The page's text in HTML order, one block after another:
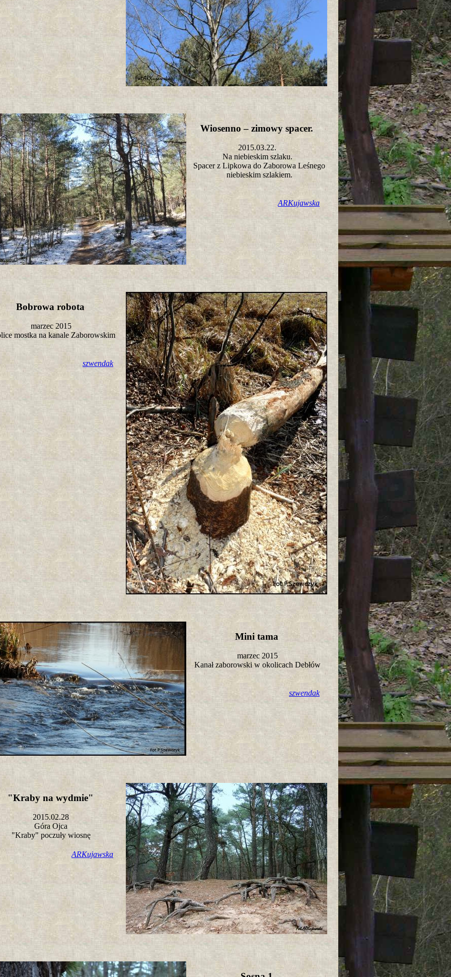
Wiosenno – zimowy spacer.
2015.03.22.
Na niebieskim szlaku.
Spacer z Lipkowa do Zaborowa Leśnego
niebieskim szlakiem.
ARKujawska
Bobrowa robota
marzec 2015
mostka na kanale Zaborowskim
szwendak
Mini tama
marzec 2015
Kanał zaborowski w okolicach Debłów
szwendak
"Kraby na wydmie"
2015.02.28
Góra Ojca
"Kraby" poczuły wiosnę
ARKujawska